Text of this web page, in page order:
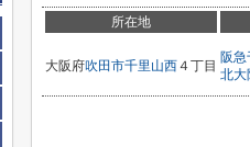
所在地
大阪府吹田市千里山西４丁目
阪急
北大